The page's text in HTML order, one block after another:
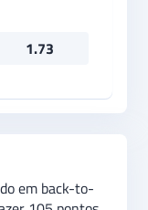
1.73
em back-to-